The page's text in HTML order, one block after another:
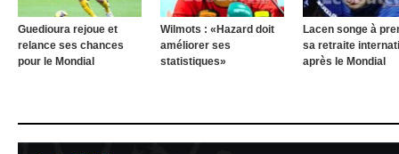
Guedioura rejoue et
relance ses chances
pour le Mondial
Wilmots : «Hazard doit
améliorer ses
statistiques»
Lacen songe à
sa retraite
après le Mondial